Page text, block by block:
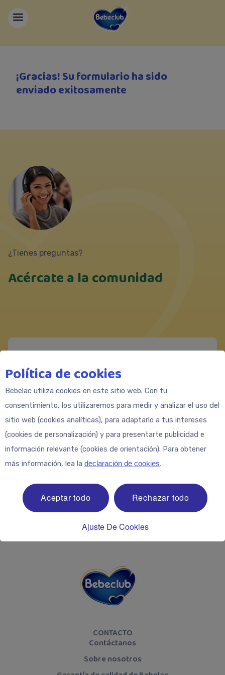
¡Gracias! Su formulario ha sido
enviado exitosamente
¿Tienes preguntas?
Acércate a la comunidad
Messenger
https://m.me/Bebeclub.Latam
CONTACTO
Contáctanos
Sobre nosotros
¡Síguenos!
Política de cookies
Bebelac utiliza cookies en este sitio web. Con tu
consentimiento, los utilizaremos para medir y analizar el uso del
sitio web (cookies analíticas), para adaptarlo a tus intereses
(cookies de personalización) y para presentarte publicidad e
información relevante (cookies de orientación). Para obtener
más información, lea la declaración de cookies.
Aceptar todo Rechazar todo
Ajuste De Cookies